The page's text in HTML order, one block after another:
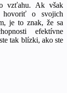
vzťahu. Ak však
hovoriť o svojich
je to znak, že sa
efektívne
tak blízki, ako ste